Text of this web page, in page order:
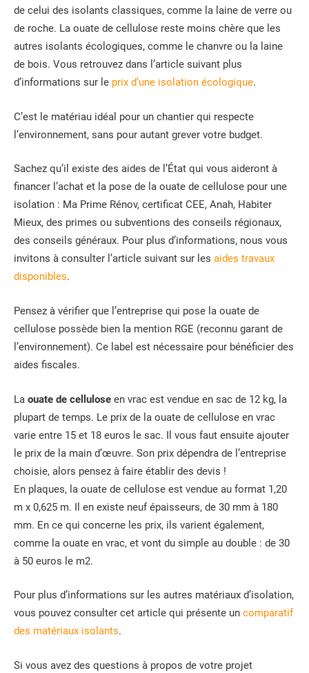
de celui des isolants classiques, comme la laine de verre ou
de roche. La ouate de cellulose reste moins chère que les
autres isolants écologiques, comme le chanvre ou la laine
de bois. Vous retrouvez dans l’article suivant plus
d’informations sur le prix d’une isolation écologique.
C’est le matériau idéal pour un chantier qui respecte
l’environnement, sans pour autant grever votre budget.
Sachez qu’il existe des aides de l’État qui vous aideront à
financer l’achat et la pose de la ouate de cellulose pour une
isolation : Ma Prime Rénov, certificat CEE, Anah, Habiter
Mieux, des primes ou subventions des conseils régionaux,
des conseils généraux. Pour plus d’informations, nous vous
invitons à consulter l’article suivant sur les aides travaux
disponibles.
Pensez à vérifier que l’entreprise qui pose la ouate de
cellulose possède bien la mention RGE (reconnu garant de
l’environnement). Ce label est nécessaire pour bénéficier des
aides fiscales.
La ouate de cellulose en vrac est vendue en sac de 12 kg, la
plupart de temps. Le prix de la ouate de cellulose en vrac
varie entre 15 et 18 euros le sac. Il vous faut ensuite ajouter
le prix de la main d’œuvre. Son prix dépendra de l’entreprise
choisie, alors pensez à faire établir des devis !
En plaques, la ouate de cellulose est vendue au format 1,20
m x 0,625 m. Il en existe neuf épaisseurs, de 30 mm à 180
mm. En ce qui concerne les prix, ils varient également,
comme la ouate en vrac, et vont du simple au double : de 30
à 50 euros le m2.
Pour plus d’informations sur les autres matériaux d’isolation,
vous pouvez consulter cet article qui présente un comparatif
des matériaux isolants.
Si vous avez des questions à propos de votre projet